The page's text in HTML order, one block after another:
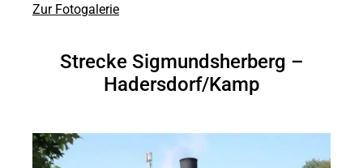
Zur Fotogalerie
Strecke Sigmundsherberg –
Hadersdorf/Kamp